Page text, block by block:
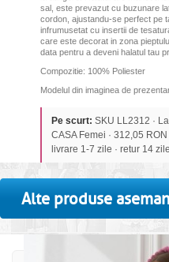
sal, este prevazut cu buzunare
cordon, ajustandu-se perfect pe
infrumusetat cu insertii de
care este decorat in zona
data pentru a deveni halatul tau
Compozitie: 100% Poliester
Modelul din imaginea de
Pe scurt: SKU LL2312 ·
CASA Femei · 312,05 RON
livrare 1-7 zile · retur 14 zile
Alte produse